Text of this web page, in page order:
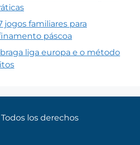
jogos familiares para
páscoa
liga europa e o método
los derechos